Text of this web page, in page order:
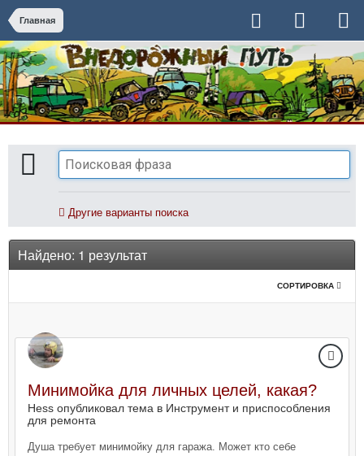
Главная
Другие варианты поиска
Найдено: 1 результат
СОРТИРОВКА
Минимойка для личных целей, какая?
Hess опубликовал тема в Инструмент и приспособления
для ремонта
Душа требует минимойку для гаража. Может кто себе